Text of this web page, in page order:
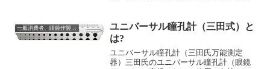
と『成長』はありません。『心のブレー
キ』がかかります。ここで、『違和感』
を楽しむことが出来るかどうかの『意
識』が大切です。『心のブレー...
枠が大きいほどに、周辺部が歪んで見え
たり、レンズが厚くなり重くなることも
あります。そうした理由から、枠の大き
さは、適度に小さい方がお勧めとはなり
ますが、小さい枠でも『最低限必要な大
一般消費者、眼鏡作製技能士を志す方に向けて
ユニバーサル瞳孔計（三田式）と
は?
ユニバーサル瞳孔計（三田氏万能測定
器）三田氏のユニバーサル瞳孔計（眼鏡